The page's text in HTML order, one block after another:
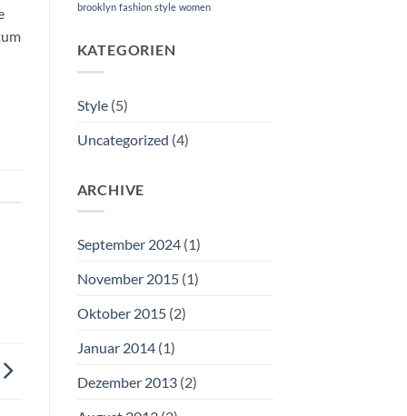
brooklyn fashion style women
KATEGORIEN
Style(5)
Uncategorized (4)
ARCHIVE
September 2024(1)
November 2015(1)
Oktober 2015(2)
Januar 2014(1)
Dezember 2013(2)